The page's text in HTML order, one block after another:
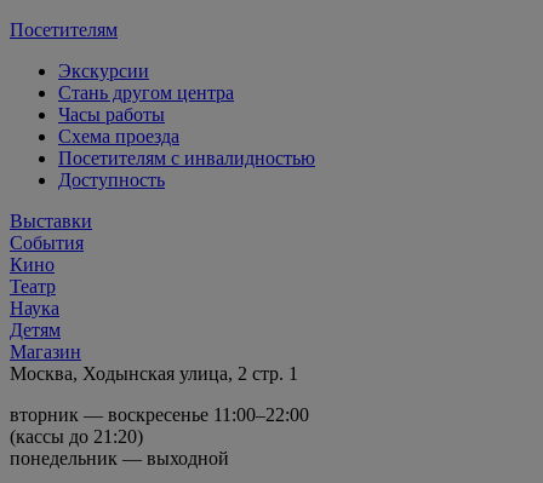
Посетителям
Экскурсии
Стань другом центра
Часы работы
Схема проезда
Посетителям с инвалидностью
Доступность
Выставки
События
Кино
Театр
Наука
Детям
Магазин
Москва, Ходынская улица, 2 стр. 1
вторник — воскресенье 11:00–22:00
(кассы до 21:20)
понедельник — выходной